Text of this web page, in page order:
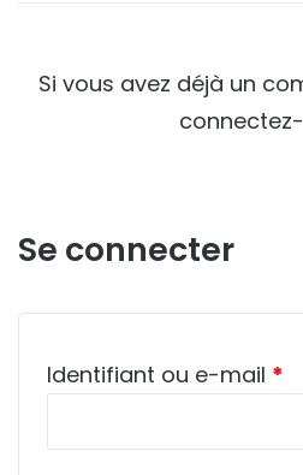
Si vous avez déjà un
Se connecter
Identifiant ou e-mail *